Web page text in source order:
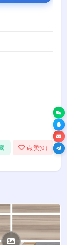
点赞(0)